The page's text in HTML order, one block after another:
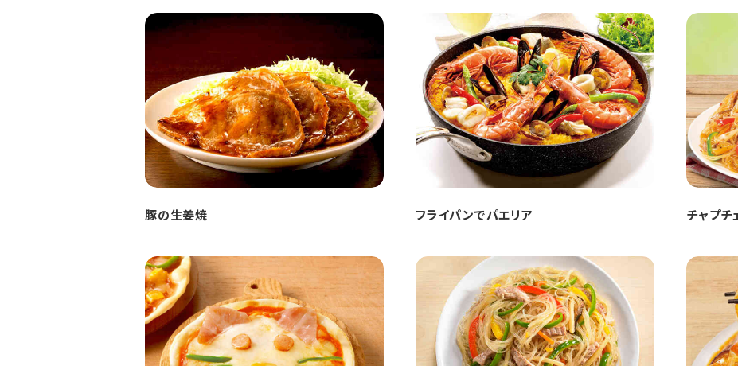
豚の生姜焼 フライパンでパエリア チャプチ